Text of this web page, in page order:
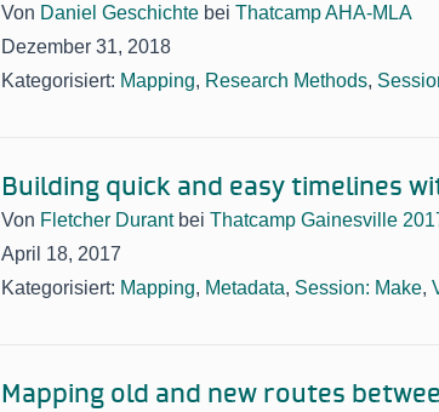
Von Daniel Geschichte bei Thatcamp AHA-MLA
Dezember 31, 2018
Kategorisiert: Mapping, Research Methods,
Building quick and easy timelines
Von Fletcher Durant bei Thatcamp Gainesville
April 18, 2017
Kategorisiert: Mapping, Metadata, Session: Make,
Mapping old and new routes